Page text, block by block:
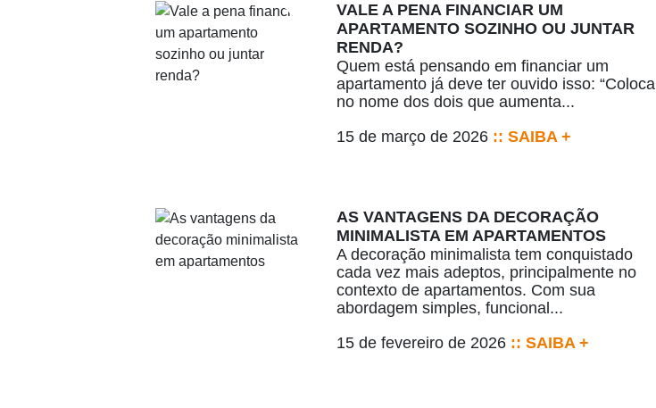
VALE A PENA FINANCIAR UM
APARTAMENTO SOZINHO OU JUNTAR
RENDA?
Quem está pensando em financiar um
apartamento já deve ter ouvido isso: “Coloca
no nome dos dois que aumenta...
15 de março de 2026:: SAIBA +
AS VANTAGENS DA DECORAÇÃO
MINIMALISTA EM APARTAMENTOS
A decoração minimalista tem conquistado
cada vez mais adeptos, principalmente no
contexto de apartamentos. Com sua
abordagem simples, funcional...
15 de fevereiro de 2026:: SAIBA +